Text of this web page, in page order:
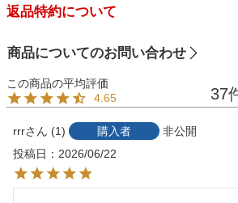
返品特約について
商品についてのお問い合わせ
4.65 37
rrr 1 購入者
非公開
投稿日
2026/06/22